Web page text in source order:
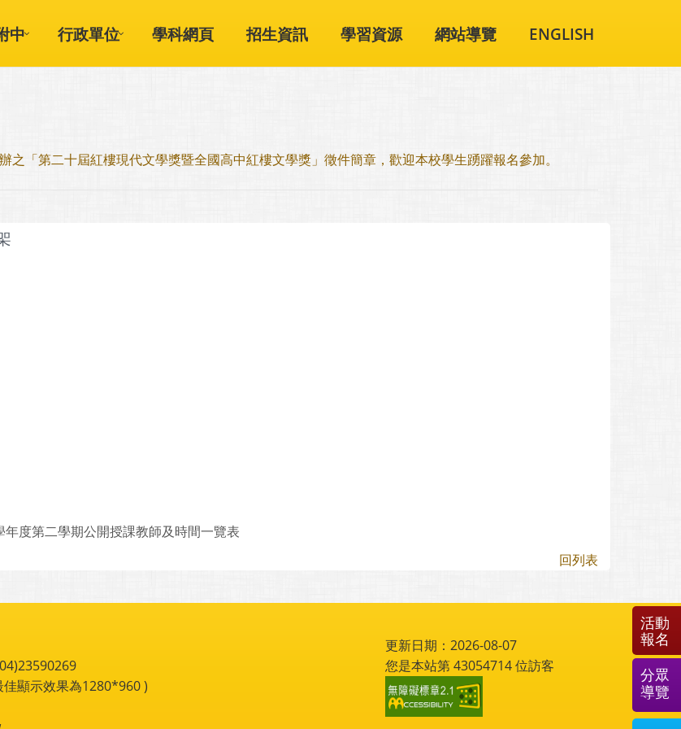
中 行政單位 學科網頁 招生資訊 學習資源 網站導覽 ENGLISH
「第二十屆紅樓現代文學獎暨全國高中紅樓文學獎」徵件簡章，歡迎本校學生踴躍報名參加。
年度第二學期公開授課教師及時間一覽表
回列表
顯示效果為1280*960 )
更新日期：2026-08-07
您是本站第43054714位訪客
活動
報名
分眾
導覽